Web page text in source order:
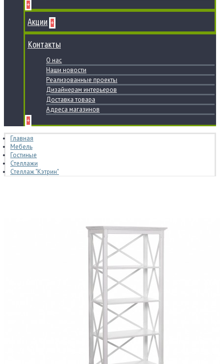
+
Акции +
Контакты
О нас
Наши новости
Реализованные проекты
Дизайнерам интерьеров
Доставка товара
Адреса магазинов
+
Главная
Мебель
Гостиные
Стеллажи
Стеллаж "Кэтрин"